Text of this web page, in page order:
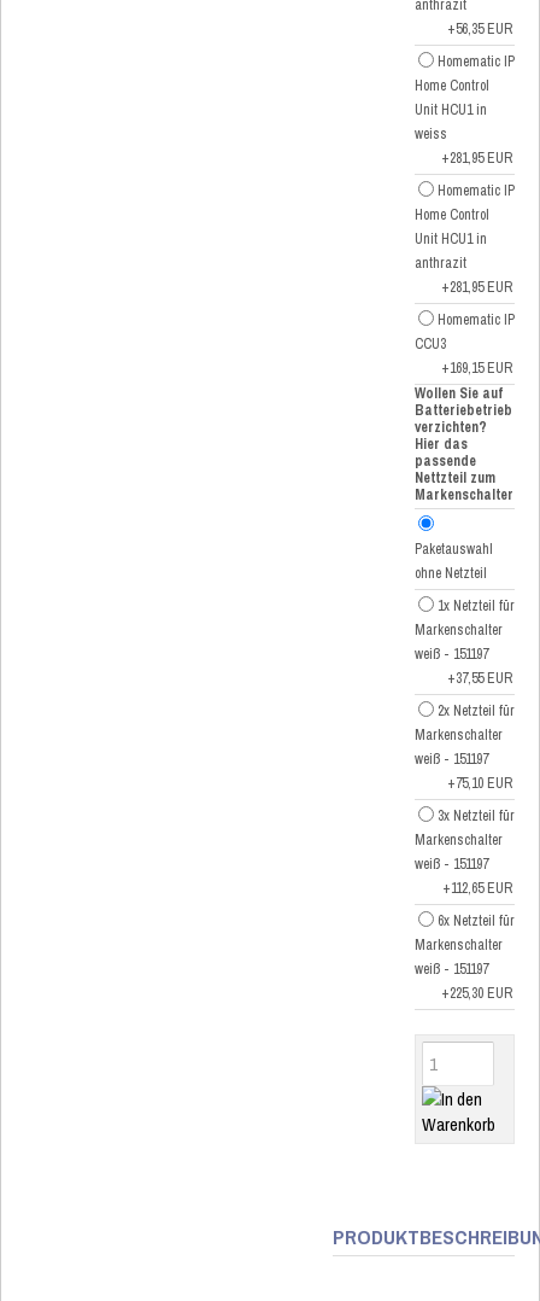
anthrazit
+56,35 EUR
Homematic IP
Home Control
Unit HCU1 in
weiss
+281,95 EUR
Homematic IP
Home Control
Unit HCU1 in
anthrazit
+281,95 EUR
Homematic IP
CCU3
+169,15 EUR
Wollen Sie auf
Batteriebetrieb
verzichten?
Hier das
passende
Nettzteil zum
Markenschalter
Paketauswahl
ohne Netzteil
1x Netzteil für
Markenschalter
weiß - 151197
+37,55 EUR
2x Netzteil für
Markenschalter
weiß - 151197
+75,10 EUR
3x Netzteil für
Markenschalter
weiß - 151197
+112,65 EUR
6x Netzteil für
Markenschalter
weiß - 151197
+225,30 EUR